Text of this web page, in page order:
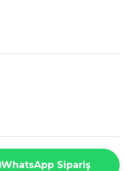
WhatsApp Sipariş